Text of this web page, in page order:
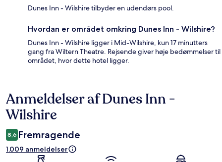
Dunes Inn - Wilshire tilbyder en udendørs pool.
Hvordan er området omkring Dunes Inn - Wilshire?
Dunes Inn - Wilshire ligger i Mid-Wilshire, kun 17 minutters
gang fra Wiltern Theatre. Rejsende giver høje bedømmelser til
området, hvor dette hotel ligger.
Anmeldelser
Anmeldelser af Dunes Inn -
Wilshire
8,6 Fremragende
1.009 anmeldelser